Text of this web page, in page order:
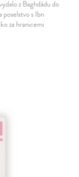
z Baghdádu do
s Ibn
za hranicemi